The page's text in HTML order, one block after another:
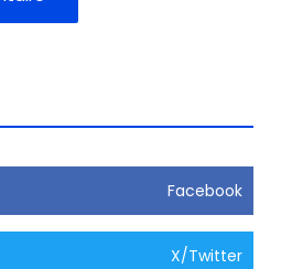
Facebook
X/Twitter